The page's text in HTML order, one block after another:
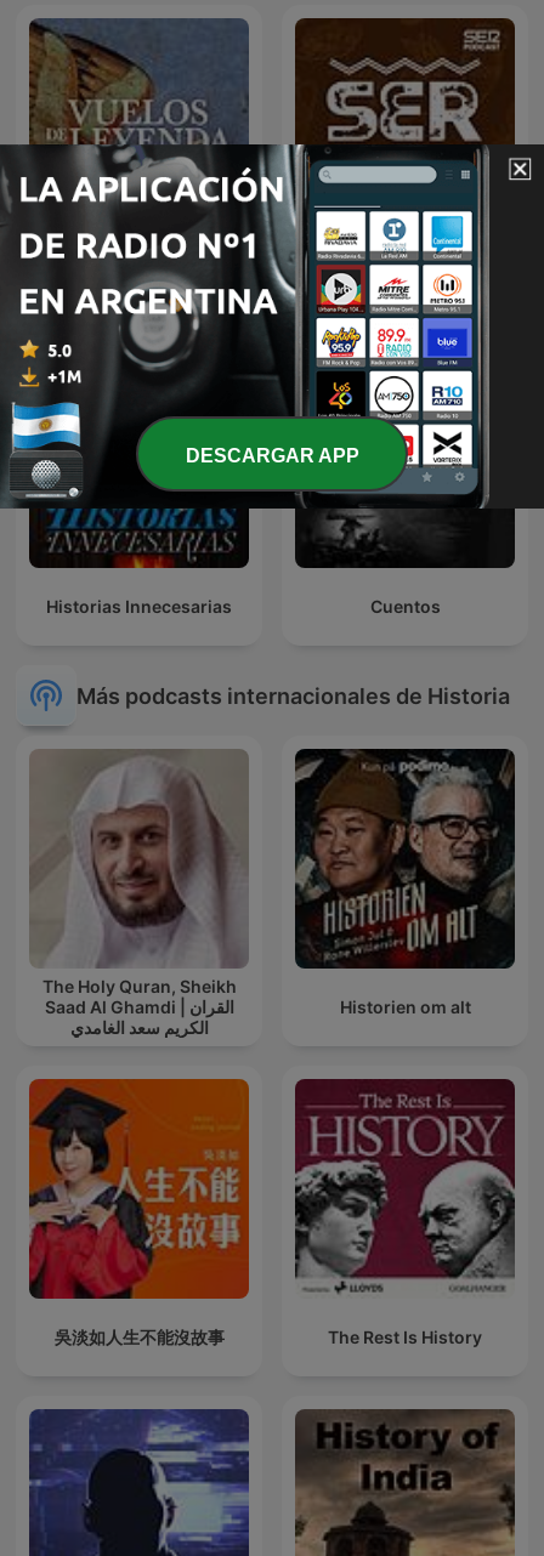
Vuelos de Leyenda SER Historia
Historias Innecesarias Cuentos
Más podcasts internacionales de Historia
The Holy Quran, Sheikh
Saad Al Ghamdi | القران
الكريم سعد الغامدي
Historien om alt
吳淡如人生不能沒故事 The Rest Is History
DESCARGAR APP